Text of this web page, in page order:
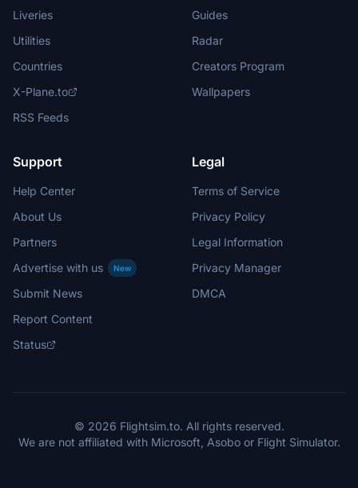
Liveries
Utilities
Countries
X-Plane.to
RSS Feeds
Guides
Radar
Creators Program
Wallpapers
Support
Help Center
About Us
Partners
Advertise with us
New
Submit News
Report Content
Status
Legal
Terms of Service
Privacy Policy
Legal Information
Privacy Manager
DMCA
© 2026 Flightsim.to. All rights reserved.
We are not affiliated with Microsoft, Asobo or Flight Simulator.